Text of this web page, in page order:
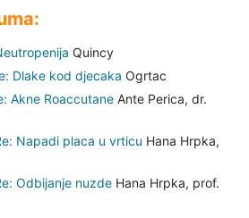
Quincy
Dlake kod djecaka Ogrtac
Akne Roaccutane Ante Perica, dr.
Napadi placa u vrticu Hana Hrpka,
Odbijanje nuzde Hana Hrpka, prof.